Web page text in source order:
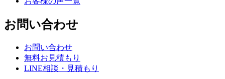
お問い合わせ
お問い合わせ
無料お見積もり
LINE相談・見積もり